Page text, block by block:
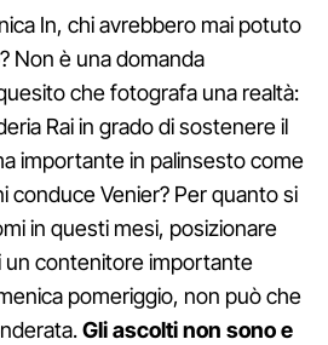
In, chi avrebbero mai potuto
Non è una domanda
che fotografa una realtà:
Rai in grado di sostenere il
importante in palinsesto come
conduce Venier? Per quanto si
in questi mesi, posizionare
un contenitore importante
pomeriggio, non può che
Gli ascolti non sono e